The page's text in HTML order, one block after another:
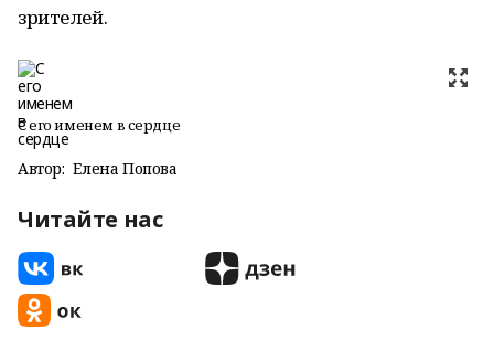
зрителей.
С его именем в сердце
Автор: Елена Попова
Читайте нас